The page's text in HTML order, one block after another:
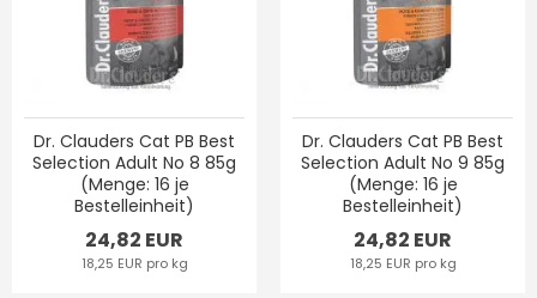
Dr. Clauders Cat PB Best
Selection Adult No 8 85g
(Menge: 16 je
Bestelleinheit)
24,82 EUR
18,25 EUR pro kg
Dr. Clauders Cat PB Best
Selection Adult No 9 85g
(Menge: 16 je
Bestelleinheit)
24,82 EUR
18,25 EUR pro kg